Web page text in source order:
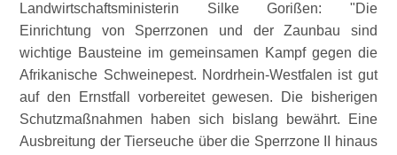
Landwirtschaftsministerin Silke Gorißen:
Die
Einrichtung von Sperrzonen und der Zaunbau sind
wichtige Bausteine im gemeinsamen Kampf gegen die
Afrikanische Schweinepest. Nordrhein-Westfalen ist gut
auf den Ernstfall vorbereitet gewesen. Die bisherigen
Schutzmaßnahmen haben sich bislang bewährt. Eine
Ausbreitung der Tierseuche über die Sperrzone II hinaus